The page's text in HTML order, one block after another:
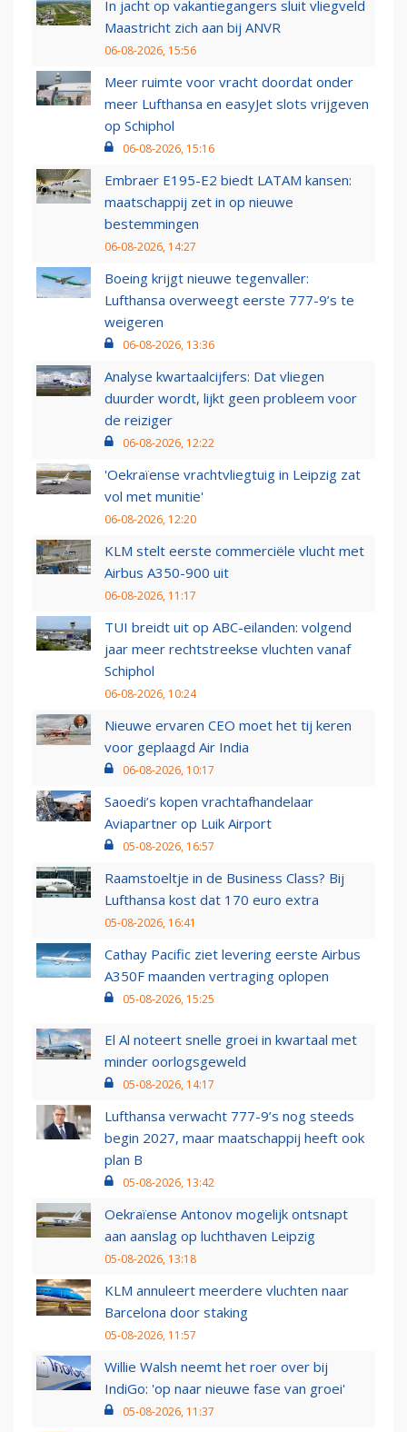
In jacht op vakantiegangers sluit vliegveld
Maastricht zich aan bij ANVR
06-08-2026, 15:56
Meer ruimte voor vracht doordat onder
meer Lufthansa en easyJet slots vrijgeven
op Schiphol
06-08-2026, 15:16
Embraer E195-E2 biedt LATAM kansen:
maatschappij zet in op nieuwe
bestemmingen
06-08-2026, 14:27
Boeing krijgt nieuwe tegenvaller:
Lufthansa overweegt eerste 777-9’s te
weigeren
06-08-2026, 13:36
Analyse kwartaalcijfers: Dat vliegen
duurder wordt, lijkt geen probleem voor
de reiziger
06-08-2026, 12:22
'Oekraïense vrachtvliegtuig in Leipzig zat
vol met munitie'
06-08-2026, 12:20
KLM stelt eerste commerciële vlucht met
Airbus A350-900 uit
06-08-2026, 11:17
TUI breidt uit op ABC-eilanden: volgend
jaar meer rechtstreekse vluchten vanaf
Schiphol
06-08-2026, 10:24
Nieuwe ervaren CEO moet het tij keren
voor geplaagd Air India
06-08-2026, 10:17
Saoedi’s kopen vrachtafhandelaar
Aviapartner op Luik Airport
05-08-2026, 16:57
Raamstoeltje in de Business Class? Bij
Lufthansa kost dat 170 euro extra
05-08-2026, 16:41
Cathay Pacific ziet levering eerste Airbus
A350F maanden vertraging oplopen
05-08-2026, 15:25
El Al noteert snelle groei in kwartaal met
minder oorlogsgeweld
05-08-2026, 14:17
Lufthansa verwacht 777-9’s nog steeds
begin 2027, maar maatschappij heeft ook
plan B
05-08-2026, 13:42
Oekraïense Antonov mogelijk ontsnapt
aan aanslag op luchthaven Leipzig
05-08-2026, 13:18
KLM annuleert meerdere vluchten naar
Barcelona door staking
05-08-2026, 11:57
Willie Walsh neemt het roer over bij
IndiGo: 'op naar nieuwe fase van groei'
05-08-2026, 11:37